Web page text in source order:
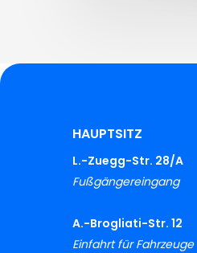
HAUPTSITZ
L.-Zuegg-Str. 28/A
Fußgängereingang
A.-Brogliati-Str. 12
Einfahrt für Fahrzeuge